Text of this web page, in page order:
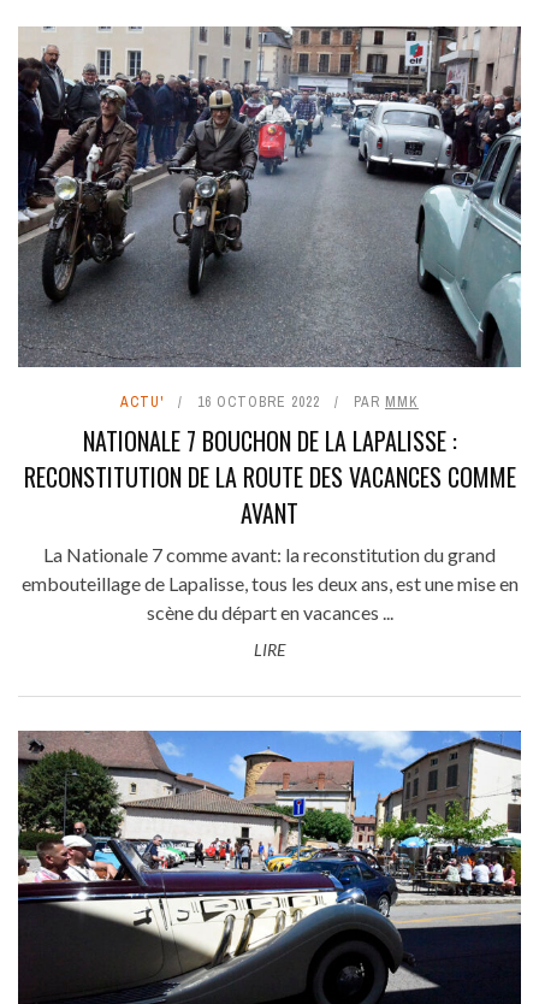
ACTU' 16 OCTOBRE 2022 PAR MMK
NATIONALE 7 BOUCHON DE LA LAPALISSE :
RECONSTITUTION DE LA ROUTE DES VACANCES COMME
AVANT
La Nationale 7 comme avant: la reconstitution du grand
embouteillage de Lapalisse, tous les deux ans, est une mise en
scène du départ en vacances ...
LIRE